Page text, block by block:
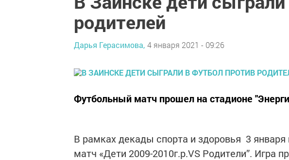
родителей
Дарья Герасимова, 4 января 2021 - 09:26
Футбольный матч прошел на стадионе
В рамках декады спорта и здоровья 3
матч «Дети 2009-2010г.р.VS Родители”. Игра